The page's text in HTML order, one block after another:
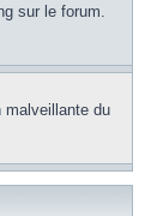
sur le forum.
malveillante du